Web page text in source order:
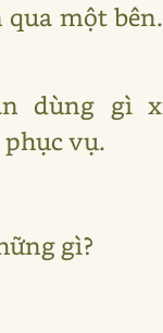
một
dùng gì
vụ.
gì?